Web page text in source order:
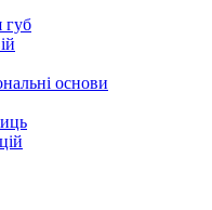
губ
основи